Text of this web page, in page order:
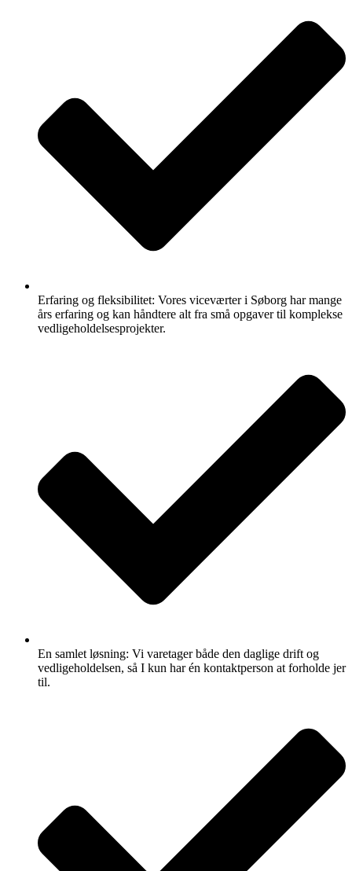
Erfaring og fleksibilitet: Vores viceværter i Søborg har mange
års erfaring og kan håndtere alt fra små opgaver til komplekse
vedligeholdelsesprojekter.
En samlet løsning: Vi varetager både den daglige drift og
vedligeholdelsen, så I kun har én kontaktperson at forholde jer
til.